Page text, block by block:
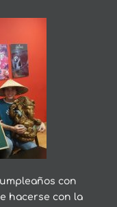
con
hacerse con la